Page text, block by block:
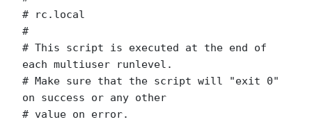
# rc.local
#
# This script is executed at the end of
each multiuser runlevel.
# Make sure that the script will "exit 0"
on success or any other
# value on error.